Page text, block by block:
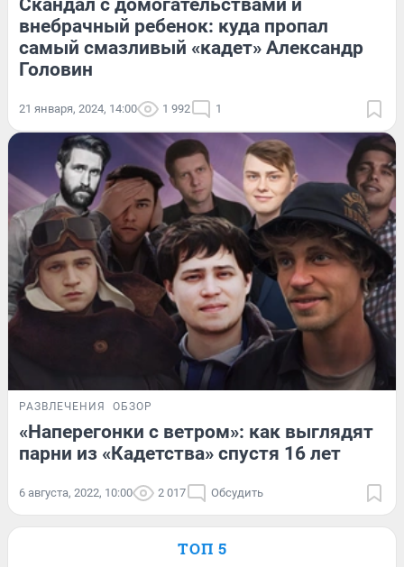
внебрачный ребенок: куда пропал
самый смазливый «кадет» Александр
Головин
21 января, 2024, 14:00 1 992 1
РАЗВЛЕЧЕНИЯ ОБЗОР
«Наперегонки с ветром»: как выглядят
парни из «Кадетства» спустя 16 лет
6 августа, 2022, 10:00 2 017 Обсудить
ТОП 5